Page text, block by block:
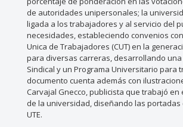
de autoridades unipersonales; la
ligada a los trabajadores y al servicio del
necesidades, estableciendo convenios
Unica de Trabajadores (CUT) en la
para diversas carreras, desarrollando una
Sindical y un Programa Universitario para
documento cuenta además con
Carvajal Gnecco, publicista que trabajó en
de la universidad, diseñando las portadas
UTE.